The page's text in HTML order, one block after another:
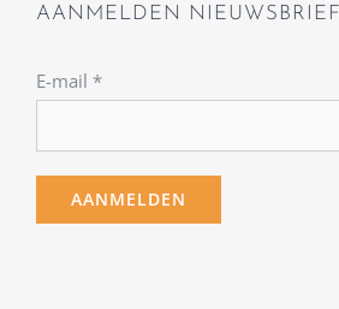
AANMELDEN NIEUWSBRIEF
E-mail *